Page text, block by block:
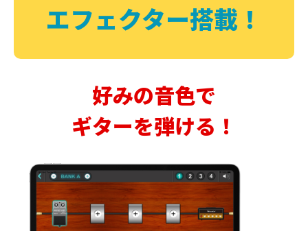
エフェクター搭載！
好みの音色で
ギターを弾ける！